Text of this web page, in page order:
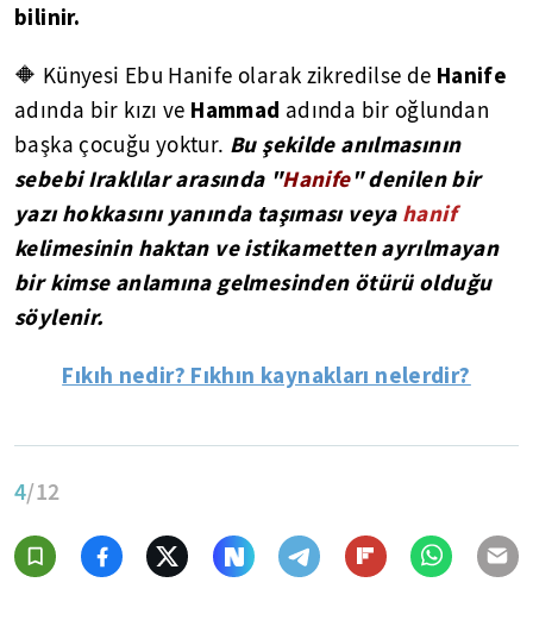
bilinir.
🔶 Künyesi Ebu Hanife olarak zikredilse de Hanife
adında bir kızı ve Hammad adında bir oğlundan
başka çocuğu yoktur. Bu şekilde anılmasının
sebebi Iraklılar arasında "Hanife" denilen bir
yazı hokkasını yanında taşıması veya hanif
kelimesinin haktan ve istikametten ayrılmayan
bir kimse anlamına gelmesinden ötürü olduğu
söylenir.
Fıkıh nedir? Fıkhın kaynakları nelerdir?
4/12